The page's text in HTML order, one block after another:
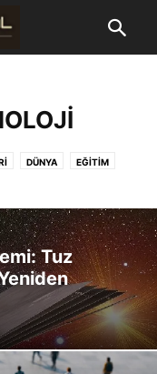
DÜNYA EĞITIM
Tuz